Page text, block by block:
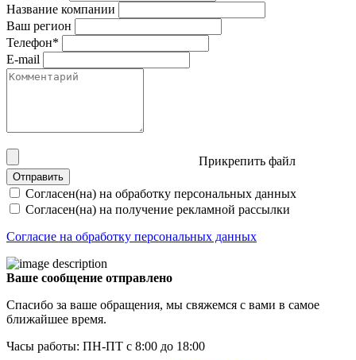
Название компании
Ваш регион
Телефон*
E-mail
Прикрепить файл
Отправить
Согласен(на) на обработку персональных данных
Согласен(на) на получение рекламной рассылки
Согласие на обработку персональных данных
Ваше сообщение отправлено
Спасибо за ваше обращения, мы свяжемся с вами в самое
ближайшее время.
Часы работы: ПН-ПТ с 8:00 до 18:00